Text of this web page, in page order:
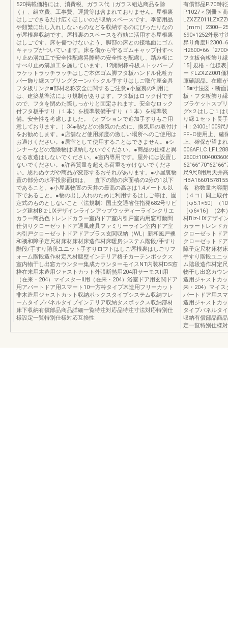
520掲載価格には、消費税、ガラス代（ガラス組込商品を除
く）、組立費、工事費、運賃等は含まれておりません。屋根裏
はしごできるだけ広くほしいのが収納スペースです。季節用品
や頻繁に出し入れしないものなどを収納するのにぴったりなの
が屋根裏収納です。屋根裏のスペースを有効に活用する屋根裏
はしごです。床を傷つけないよう、脚部の床との接地面にゴム
キャップがついています。床を傷から守るゴムキャップ付すべ
り止め溝加工で安全性配慮昇降時の安全性を配慮し、踏み板に
すべり止め溝加工を施しています。12開閉棒枠板ストッパーブ
ラケットラッチラッチはしご本体ゴム脚フタ板ハンドル化粧カ
バー飾り縁スプリングターンバックル手すりはしご取付座金具
フタ板リンク■部材名称安全に関するご注意●小屋裏の利用に
は、建築基準法により規制があります。フタ板はロック付です
ので、フタを閉めた際しっかりと固定されます。安全なロック
付フタ板手すり（１本）を標準装備手すり（１本）を標準装
備。安全性を考慮しました。（オプションで追加手すりもご用
意しております。）34●熱などの換気のために、換気扉の取付け
をお勧めします。●店舗など使用頻度の激しい場所へのご使用は
お避けください。●居室として使用することはできません。●シ
ンナーなどの危険物は収納しないでください。●商品の仕様と異
なる改造はしないでください。●室内専用です。屋外には設置し
ないでください。●許容質量を超える荷重をかけないでくださ
い。思わぬケガや商品が変形するおそれがあります。●小屋裏物
置の部分の水平投影面積は、 直下の階の床面積の2分の1以下
であること。●小屋裏物置の天井の最高の高さは1.4メートル以
下であること。●物の出し入れのために利用するはしご等は、固
定式のものとしないこと〈法規制〉国土交通省住指発682号リビ
ング建材Biz-LIXデザインラインアップウッディーラインクリエ
カラー商品色トレンドカラー室内ドア室内引戸室内用窓可動間
仕切りクローゼットドア通風建具ファミリーライン室内ドア室
内引戸クローゼットドアドアプラス玄関収納（WL）新和風戸襖
和襖和障子定尺材床材床材床造作材床暖房システム階段/手すり
階段/手すり階段ユニット手すりロフトはしご屋根裏はしごリフ
ォーム階段造作材定尺材腰壁インテリア格子カーテンボックス
室内物干し出窓カウンター集成カウンターモイスNT内装材DS窓
枠在来用木造用ジャストカット外張断熱用204用サーモスⅡ用
（在来・204）マイスターⅡ用（在来・204）浴室ドア用玄関ドア
用アパートドア用スマート10一方枠タイプ木造用フリーカット
非木造用ジャストカット収納ボックスタイプシステム収納フレ
ームタイプパネルタイプインテリア収納タスボックス収納部材
床下収納有償部品商品詳細一覧特注対応品特注寸法対応特別仕
様設定一覧特別仕様対応互換性
有償部品P.708特
P.1027＜別冊＞
（mm）
690×1252外形寸
昇り角度
H2600=66゜
フタ板合板飾り
15│規格・仕様
ードLZXZZ001
庫確認品。在庫
15■寸法図・断
板・フタ板飾り
ブラケットスプ
グ×２はしご１は
り縁１セット長
H：2400±1009
FF−C使用上、確
上、確保が望ま
尺9尺8用用天井高
名 称数量内容開
（４コ）同上取
［φ5.1×50］（
［φ6×16］（2
材Biz-LIXデザイ
カラートレンド
クローゼットド
クローゼットド
障子定尺材床材
手すり階段ユニ
ム階段造作材定
物干し出窓カウ
造用ジャストカ
来・204）マイス
パートドア用ス
造用ジャストカ
タイプパネルタ
収納有償部品商
定一覧特別仕様